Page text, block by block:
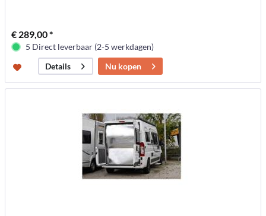
€ 289,00 *
5 Direct leverbaar (2-5 werkdagen)
Details
Nu kopen